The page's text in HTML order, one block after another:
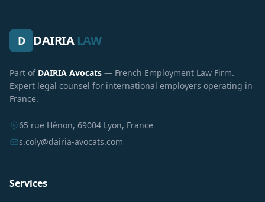
D DAIRIA LAW
Part of DAIRIA Avocats — French Employment Law Firm.
Expert legal counsel for international employers operating in
France.
65 rue Hénon, 69004 Lyon, France
s.coly@dairia-avocats.com
Services